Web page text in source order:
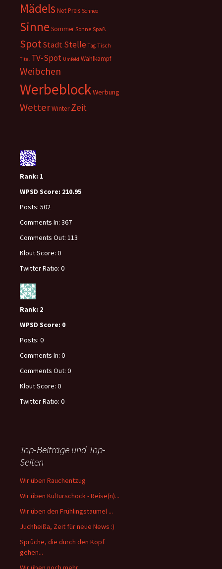
Mädels NetPreis Schnee
Sinne Sommer Sonne Spaß
SpotStadt Stelle Tag Tisch
Titel TV-Spot Umfeld Wahlkampf
Weibchen
WerbeblockWerbung
WetterWinter Zeit
Rank: 1
WPSD Score: 210.95
Posts: 502
Comments In: 367
Comments Out: 113
Klout Score: 0
Twitter Ratio: 0
Rank: 2
WPSD Score: 0
Posts: 0
Comments In: 0
Comments Out: 0
Klout Score: 0
Twitter Ratio: 0
Top-Beiträge und Top-
Seiten
Wir üben Rauchentzug
Wir üben Kulturschock - Reise(n)...
Wir üben den Frühlingstaumel ...
Juchheißa, Zeit für neue News :)
Sprüche, die durch den Kopf
gehen...